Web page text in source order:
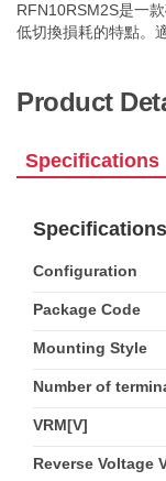
RFN10RSM2S是一
低切換損耗的特點。
Product
Specifications
Specifications
Configuration
Package Code
Mounting Style
Number of
VRM[V]
Reverse Voltage